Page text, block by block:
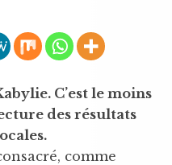
C’est le moins
des résultats
comme